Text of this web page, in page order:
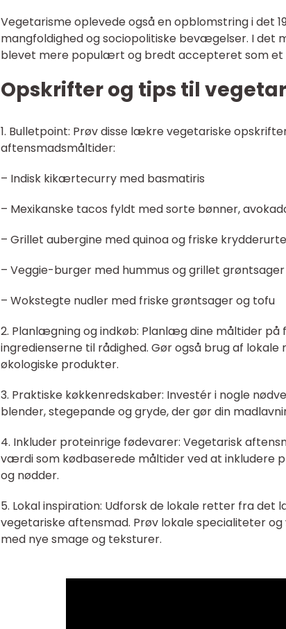
Vegetarisme oplevede også en opblomstring i det
mangfoldighed og sociopolitiske bevægelser. I det
blevet mere populært og bredt accepteret som et
Opskrifter og tips til
1. Bulletpoint: Prøv disse lækre vegetariske
aftensmadsmåltider:
– Indisk kikærtecurry med basmatiris
– Mexikanske tacos fyldt med sorte bønner,
– Grillet aubergine med quinoa og friske
– Veggie-burger med hummus og grillet grøntsager
– Wokstegte nudler med friske grøntsager og tofu
2. Planlægning og indkøb: Planlæg dine måltider på
ingredienserne til rådighed. Gør også brug af
økologiske produkter.
3. Praktiske køkkenredskaber: Investér i nogle
blender, stegepande og gryde, der gør din
4. Inkluder proteinrige fødevarer: Vegetarisk
værdi som kødbaserede måltider ved at inkludere
og nødder.
5. Lokal inspiration: Udforsk de lokale retter fra det
vegetariske aftensmad. Prøv lokale specialiteter
med nye smage og teksturer.